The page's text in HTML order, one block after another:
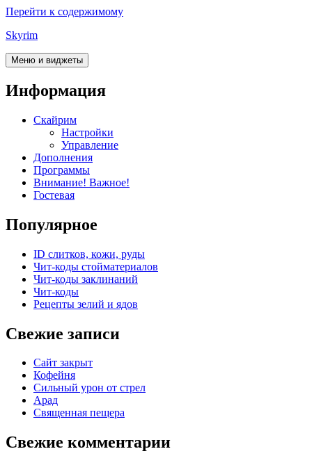
Перейти к содержимому
Skyrim
Меню и виджеты
Информация
Скайрим
Настройки
Управление
Дополнения
Программы
Внимание! Важное!
Гостевая
Популярное
ID слитков, кожи, руды
Чит-коды стойматериалов
Чит-коды заклинаний
Чит-коды
Рецепты зелий и ядов
Свежие записи
Сайт закрыт
Кофейня
Cильный урон от стрел
Арад
Священная пещера
Свежие комментарии